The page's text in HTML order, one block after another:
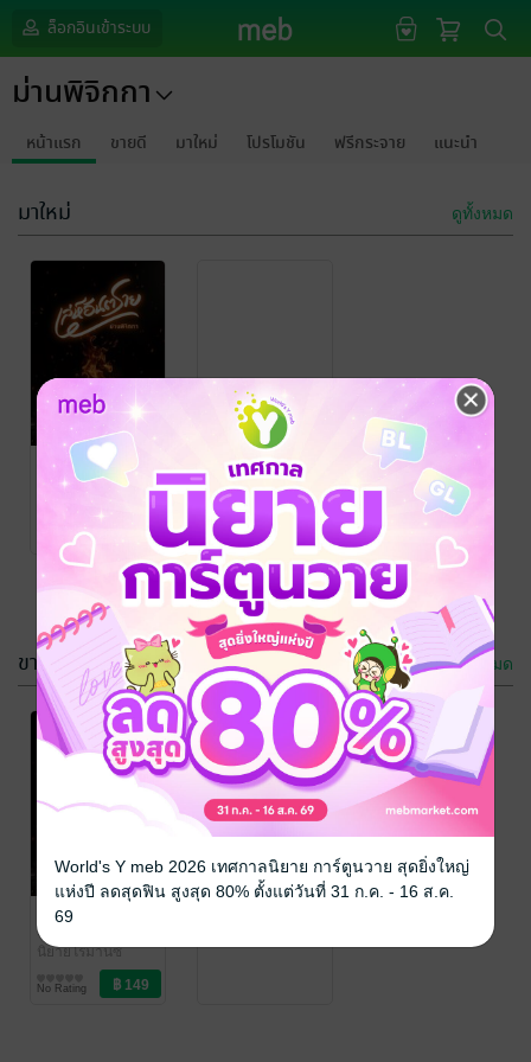
ล็อกอินเข้าระบบ
ม่านพิจิกกา
หน้าแรก ขายดี มาใหม่ โปรโมชัน ฟรีกระจาย แนะนำ
มาใหม่ ดูทั้งหมด
เล่ห์อันตราย
ม่านพิจิกกา
นิยายโรมานซ์
No Rating
กรุณาเข้าสู่
ระบบก่อน
ขายดี ดูทั้งหมด
เล่ห์อันตราย
ม่านพิจิกกา
นิยายโรมานซ์
No Rating
ระบบก่อน
World's Y meb 2026 เทศกาลนิยาย การ์ตูนวาย สุดยิ่งใหญ่
แห่งปี ลดสุดฟิน สูงสุด 80% ตั้งแต่วันที่ 31 ก.ค. - 16 ส.ค.
69